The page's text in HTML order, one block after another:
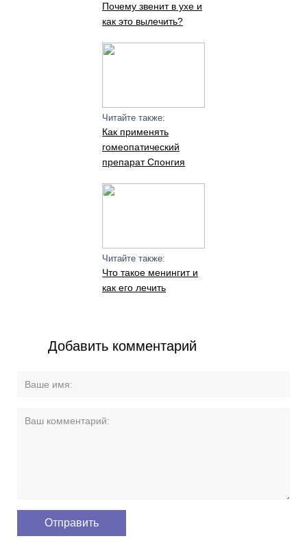
Почему звенит в ухе и
как это вылечить?
Читайте также:
Как применять
гомеопатический
препарат Спонгия
Читайте также:
Что такое менингит и
как его лечить
Добавить комментарий